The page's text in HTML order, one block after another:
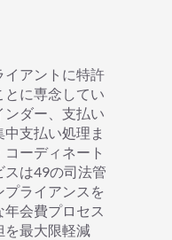
Deutsch
イアントに特許
に専念してい
ンダー、支払い
支払い処理ま
ーディネート
スは49の司法管
ライアンスを
会費プロセス
を最大限軽減